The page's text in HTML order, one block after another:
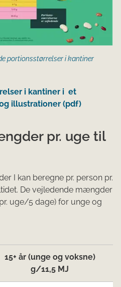
portionsstørrelser i kantiner
i kantiner i et
illustrationer (pdf)
pr. uge til
I kan beregne pr. person pr.
De vejledende mængder
uge/5 dage) for unge og
15+ år (unge og voksne)
g/11,5 MJ